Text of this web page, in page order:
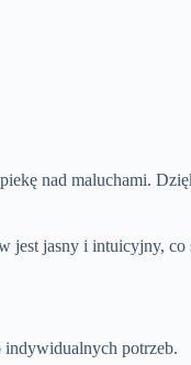
nad maluchami.
jest jasny i intuicyjny,
indywidualnych potrzeb.